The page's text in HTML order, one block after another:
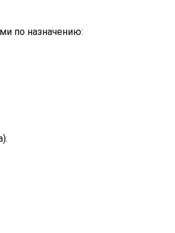
по назначению: